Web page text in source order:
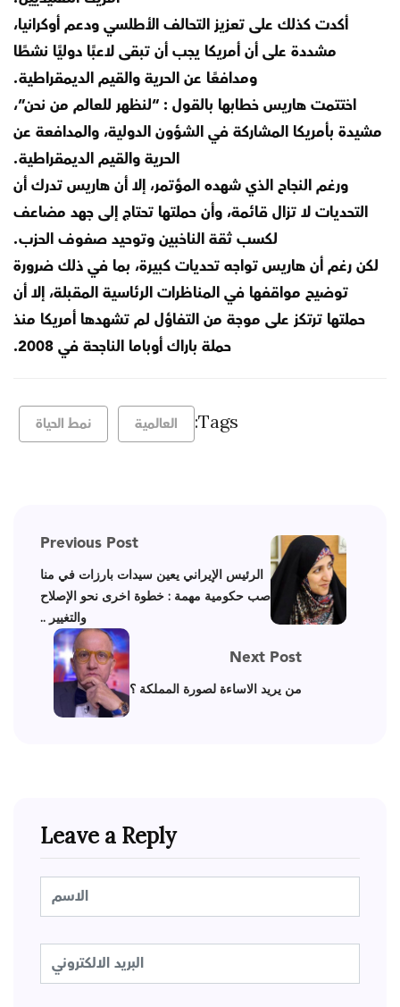
أكدت كذلك على تعزيز التحالف الأطلسي ودعم أوكرانيا،
مشددة على أن أمريكا يجب أن تبقى لاعبًا دوليًا نشطًا
ومدافعًا عن الحرية والقيم الديمقراطية.
اختتمت هاريس خطابها بالقول : “لنظهر للعالم من نحن”،
مشيدة بأمريكا المشاركة في الشؤون الدولية، والمدافعة عن
الحرية والقيم الديمقراطية.
ورغم النجاح الذي شهده المؤتمر، إلا أن هاريس تدرك أن
التحديات لا تزال قائمة، وأن حملتها تحتاج إلى جهد مضاعف
لكسب ثقة الناخبين وتوحيد صفوف الحزب.
لكن رغم أن هاريس تواجه تحديات كبيرة، بما في ذلك ضرورة
توضيح مواقفها في المناظرات الرئاسية المقبلة، إلا أن
حملتها ترتكز على موجة من التفاؤل لم تشهدها أمريكا منذ
حملة باراك أوباما الناجحة في 2008.
Tags: العالمية نمط الحياة
Previous Post
الرئيس الإيراني يعين سيدات بارزات في منا
صب حكومية مهمة : خطوة اخرى نحو الإصلاح
والتغيير ..
Next Post
من يريد الاساءة لصورة المملكة ؟
Leave a Reply